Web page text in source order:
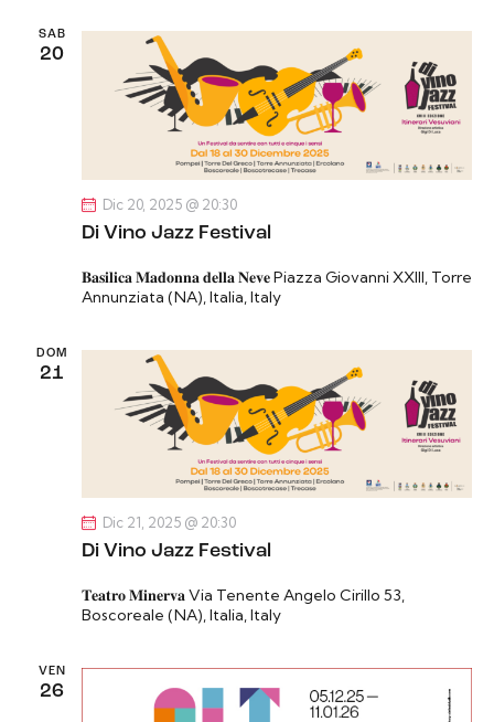
SAB
20
Di Vino Jazz Festival
Dic 20, 2025 @ 20:30
𝐁𝐚𝐬𝐢𝐥𝐢𝐜𝐚 𝐌𝐚𝐝𝐨𝐧𝐧𝐚 𝐝𝐞𝐥𝐥𝐚 𝐍𝐞𝐯𝐞Piazza Giovanni XXIII, Torre
Annunziata (NA), Italia, Italy
DOM
21
Di Vino Jazz Festival
Dic 21, 2025 @ 20:30
𝐓𝐞𝐚𝐭𝐫𝐨 𝐌𝐢𝐧𝐞𝐫𝐯𝐚Via Tenente Angelo Cirillo 53,
Boscoreale (NA), Italia, Italy
VEN
26